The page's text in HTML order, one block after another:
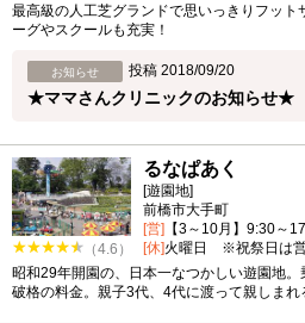
最高級の人工芝グランドで思いっきりフット
ーグやスクールも充実！
お知らせ 投稿 2018/09/20
★ママさんクリニックのお知らせ★
（4.6）
るなぱあく
[遊園地]
前橋市大手町
[営] 【3～10月】9:30～
[休]火曜日 ※祝祭日は
昭和29年開園の、日本一なつかしい遊園地
破格の料金。親子3代、4代に渡って親しまれ